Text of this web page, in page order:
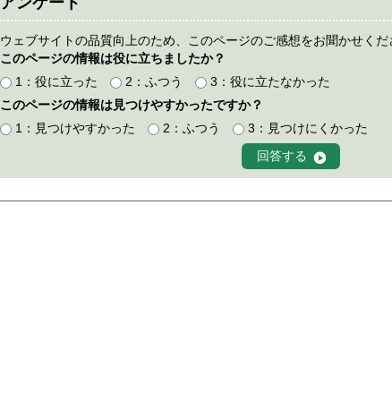
ウェブサイトの品質向上のため、このページのご感想をお聞かせくだ
このページの情報は役に立ちましたか？
1：役に立った
2：ふつう
3：役に立たなかった
このページの情報は見つけやすかったですか？
1：見つけやすかった
2：ふつう 3：見つけにくかった